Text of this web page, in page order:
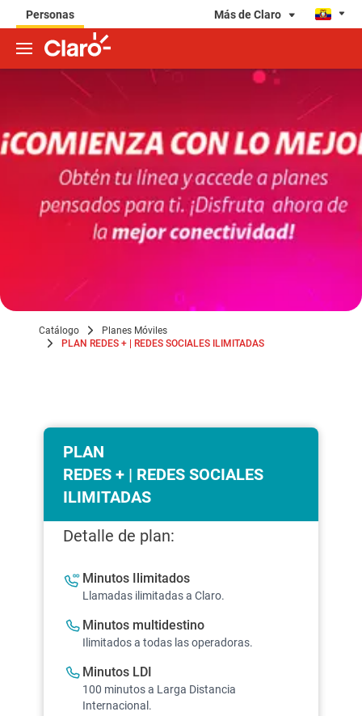
Personas Más de Claro
Catálogo
Planes Móviles
PLAN REDES + | REDES SOCIALES ILIMITADAS
PLAN
REDES + | REDES SOCIALES
ILIMITADAS
Detalle de plan:
Minutos Ilimitados
Llamadas ilimitadas a Claro.
Minutos multidestino
Ilimitados a todas las operadoras.
Minutos LDI
100 minutos a Larga Distancia
Internacional.